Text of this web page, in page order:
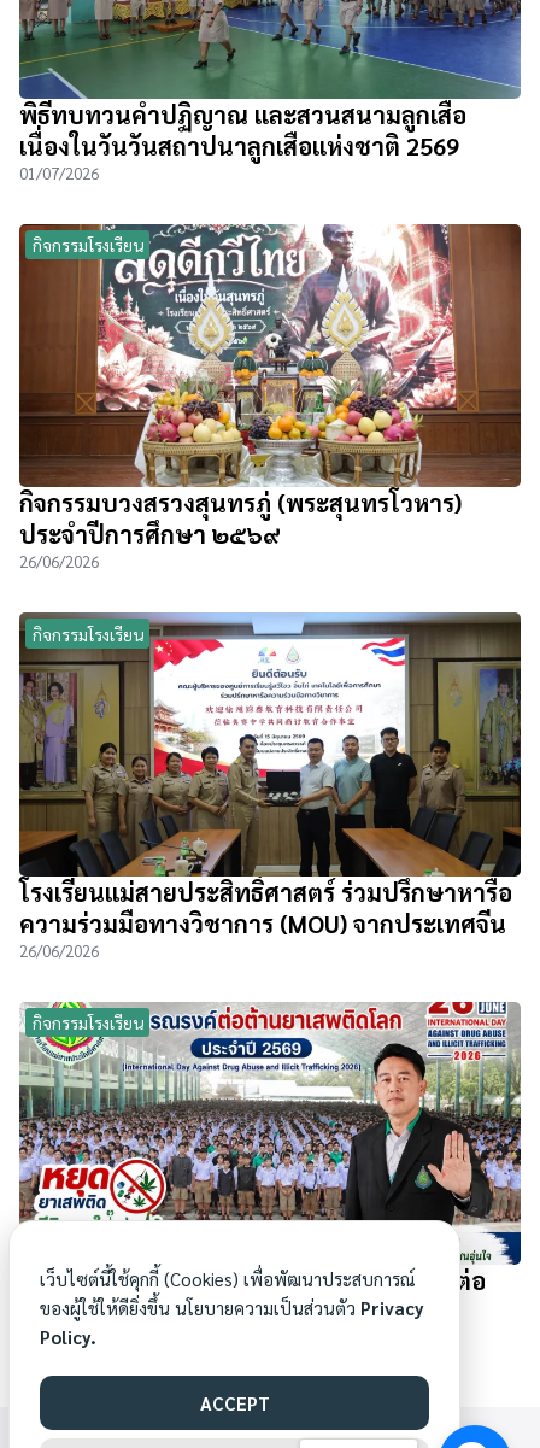
พิธีทบทวนคำปฏิญาณ และสวนสนามลูกเสือ
เนื่องในวันวันสถาปนาลูกเสือแห่งชาติ 2569
01/07/2026
กิจกรรมโรงเรียน
กิจกรรมบวงสรวงสุนทรภู่ (พระสุนทรโวหาร)
ประจำปีการศึกษา ๒๕๖๙
26/06/2026
กิจกรรมโรงเรียน
โรงเรียนแม่สายประสิทธิ์ศาสตร์ ร่วมปรึกษาหารือ
ความร่วมมือทางวิชาการ (MOU) จากประเทศจีน
26/06/2026
กิจกรรมโรงเรียน
โรงเรียนแม่สายประสิทธิ์ศาสตร์ ร่วมรณรงค์ต่อ
ต้านยาเสพติดโลก ประจำปี 2569
26/06/2026
WWW.MAESAI.AC.TH©[1969] ALL RIGHTS RESERVED.ทีมพัฒนาเว็บไซต์
เว็บไซต์นี้ใช้คุกกี้ (Cookies) เพื่อพัฒนาประสบการณ์
ของผู้ใช้ให้ดียิ่งขึ้น นโยบายความเป็นส่วนตัว Privacy
Policy.
ACCEPT